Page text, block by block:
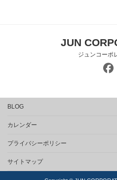
JUN
ジュンコーポ
BLOG
カレンダー
プライバシーポリシー
サイトマップ